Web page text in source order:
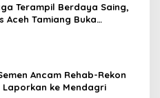
Terampil Berdaya Saing,
Aceh Tamiang Buka
Ancam Rehab-Rekon
Laporkan ke Mendagri